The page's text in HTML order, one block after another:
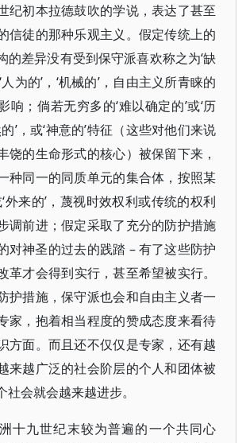
纪初本拉德鼓吹的学说，表达了甚至
信徒的那种乐观主义。假定传统上的
的差异没有受到保守派喜欢称之为‘缺
为的’，‘机械的’，自由主义所青睐的
响；倘若无穷多的‘难以确定的’或‘历
的’，或‘神意的’特征（这些对他们来说
饶的生命形式的核心）被保留下来，
种同一的同质单元的集合体，按照某
‘外来的’，蔑视时效权利或传统的权利
调前进；假定采取了充分的防护措施
对神圣的过去的践踏 – 有了这些防护
革才会得到实行，甚至希望被实行。
护措施，保守派也会和自由主义者一
家，抱着相当程度的赞成态度来看待
方面。而且还不仅仅是专家，还有越
来越广泛的社会阶层的个人和团体被
会就会越来越进步。
十九世纪末较为普遍的一个共同心